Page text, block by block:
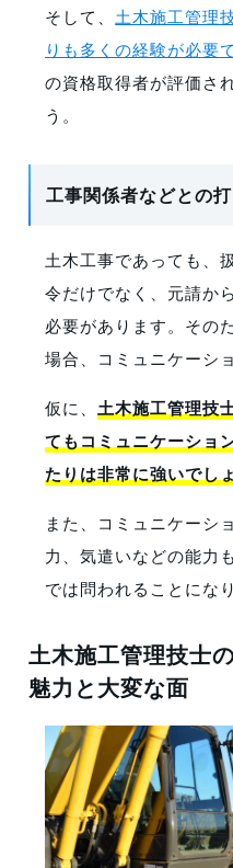
そして、 土木施工管理
りも多くの経験が必要
の資格取得者が評価さ
う。
工事関係者などとの
土木工事であっても、
令だけでなく、元請か
必要があります。その
場合、コミュニケーシ
仮に、 土木施工管理技
てもコミュニケーショ
たりは非常に強いでし
また、コミュニケーシ
力、気遣いなどの能力
では問われることにな
土木施工管理技士
魅力と大変な面